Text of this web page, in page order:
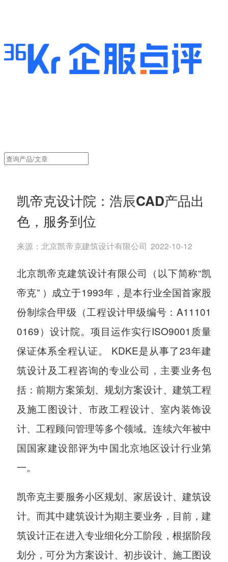
凯帝克设计院：浩辰CAD产品出
色，服务到位
来源：北京凯帝克建筑设计有限公司 2022-10-12
北京凯帝克建筑设计有限公司（以下简称“凯
帝克” ）成立于1993年，是本行业全国首家股
份制综合甲级（工程设计甲级编号：A11101
0169）设计院。项目运作实行ISO9001质量
保证体系全程认证。 KDKE是从事了23年建
筑设计及工程咨询的专业公司，主要业务包
括：前期方案策划、规划方案设计、建筑工程
及施工图设计、市政工程设计、室内装饰设
计、工程顾问管理等多个领域。连续六年被中
国国家建设部评为中国北京地区设计行业第
一。
凯帝克主要服务小区规划、家居设计、建筑设
计。而其中建筑设计为期主要业务，目前，建
筑设计正在进入专业细化分工阶段，根据阶段
划分，可分为方案设计、初步设计、施工图设